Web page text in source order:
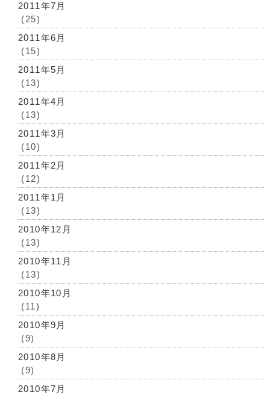
2011年7月
(25)
2011年6月
(15)
2011年5月
(13)
2011年4月
(13)
2011年3月
(10)
2011年2月
(12)
2011年1月
(13)
2010年12月
(13)
2010年11月
(13)
2010年10月
(11)
2010年9月
(9)
2010年8月
(9)
2010年7月